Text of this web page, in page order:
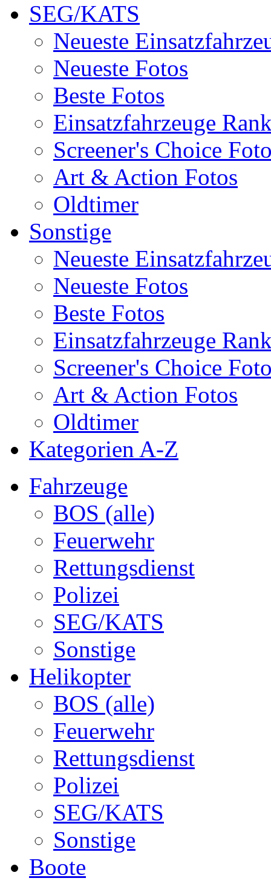
SEG/KATS
Neueste
Neueste Fotos
Beste Fotos
Einsatzfahrzeuge
Screener's Choice
Art & Action Fotos
Oldtimer
Sonstige
Neueste
Neueste Fotos
Beste Fotos
Einsatzfahrzeuge
Screener's Choice
Art & Action Fotos
Oldtimer
Kategorien A-Z
Fahrzeuge
BOS (alle)
Feuerwehr
Rettungsdienst
Polizei
SEG/KATS
Sonstige
Helikopter
BOS (alle)
Feuerwehr
Rettungsdienst
Polizei
SEG/KATS
Sonstige
Boote